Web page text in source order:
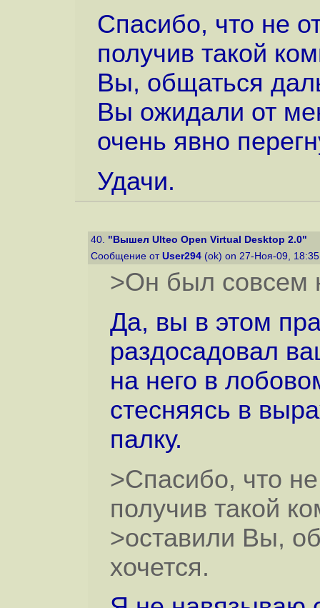
Спасибо, что не
получив такой
Вы, общаться
Вы ожидали от
очень явно
Удачи.
40. "Вышел Ulteo Open Virtual Desktop 2.0"
Сообщение от User294 (ok) on 27-Ноя-09,
>Он был совсем
Да, вы в этом
раздосадовал
на него в
стесняясь в
палку.
>Спасибо, что
получив такой
>оставили Вы,
хочется.